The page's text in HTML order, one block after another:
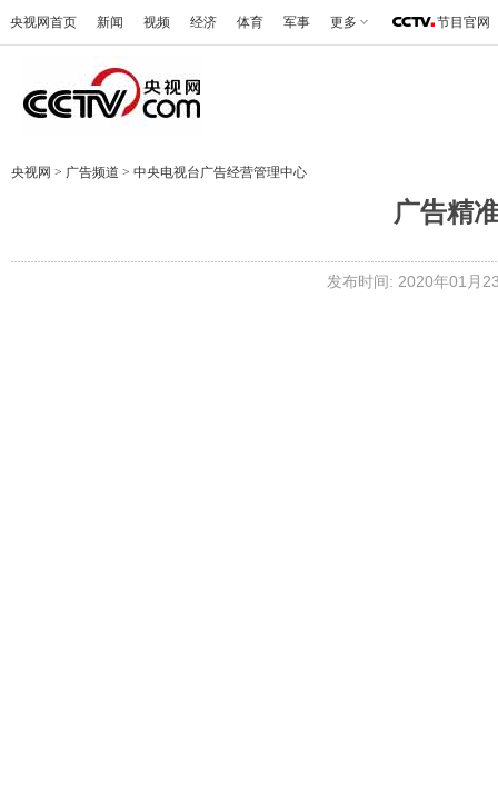
央视网首页 新闻 视频 经济 体育 军事 更多 节目官网
央视网 > 广告频道 > 中央电视台广告经营管理中心
广告精
发布时间: 2020年01月